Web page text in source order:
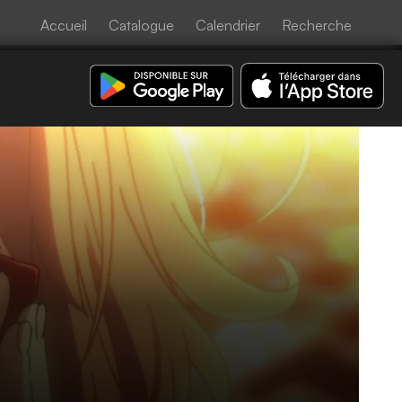
Accueil Catalogue Calendrier Recherche